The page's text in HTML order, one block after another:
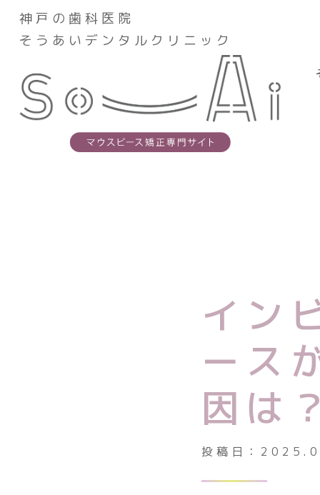
神戸の歯科医院
そうあいデンタルクリニック
神戸の歯科医院
診療時間・アクセス
イン
ース
因は
投稿日：